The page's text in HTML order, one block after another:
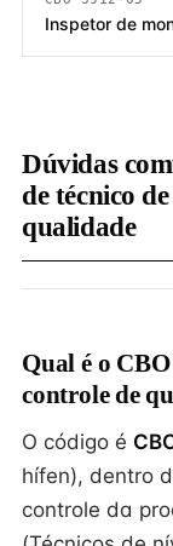
Inspetor de
Dúvidas
de técnico
qualidade
Qual é o
controle de
O código é
hífen), dentro
controle da